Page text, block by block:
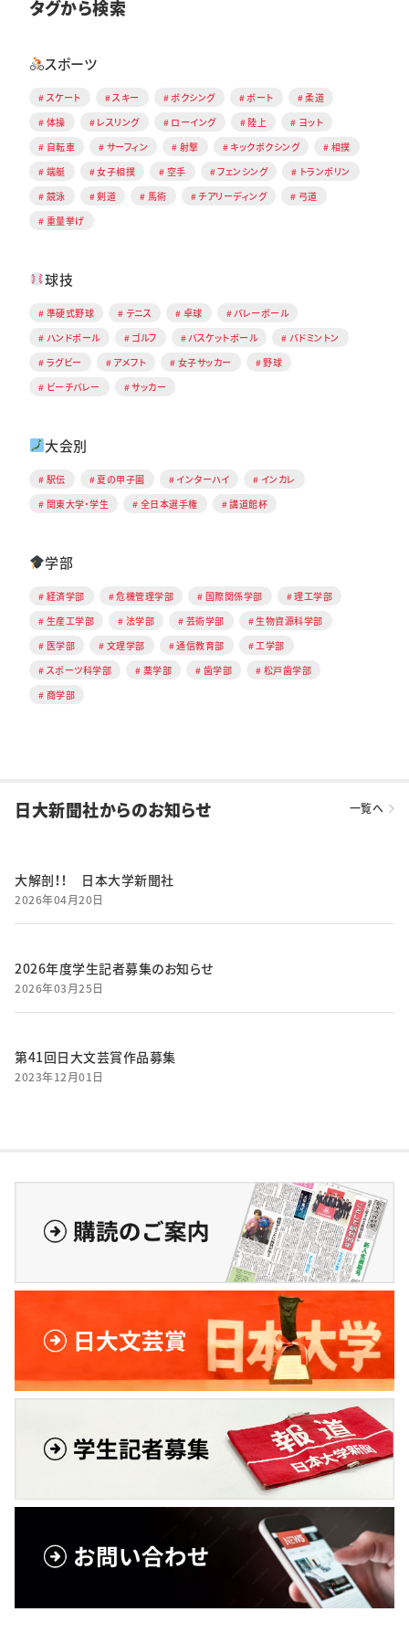
タグから検索
スポーツ
スケート スキー ボクシング ボート
柔道
体操
レスリング ローイング 陸上
ヨット
自転車
サーフィン 射撃 キックボクシング
相撲
端艇
女子相撲 空手 フェンシング
トランポリン
競泳
剣道 馬術 チアリーディング
弓道
重量挙げ
球技
準硬式野球 テニス 卓球
バレーボール
ハンドボール
ゴルフ バスケットボール
バドミントン
ラグビー
アメフト 女子サッカー
野球
ビーチバレー
サッカー
大会別
駅伝 夏の甲子園 インターハイ
インカレ
関東大学・学生
全日本選手権 講道館杯
学部
経済学部 危機管理学部 国際関係学部
理工学部
生産工学部
法学部 芸術学部
生物資源科学部
医学部
文理学部 通信教育部
工学部
スポーツ科学部
薬学部 歯学部
松戸歯学部
商学部
日大新聞社からのお知らせ 一覧へ
大解剖！！ 日本大学新聞社
2026年04月20日
2026年度学生記者募集のお知らせ
2026年03月25日
第41回日大文芸賞作品募集
2023年12月01日